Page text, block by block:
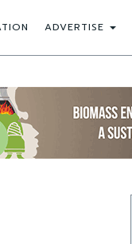
ADVERTISE